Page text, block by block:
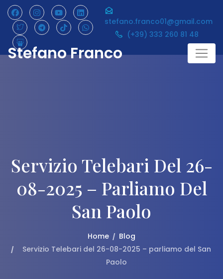
Skip
content
stefano.franco01@gmail.com
(+39) 333 260 81 48
Stefano Franco
Servizio Telebari Del 26-
08-2025 – Parliamo Del
San Paolo
Home
Blog
Servizio Telebari del 26-08-2025 – parliamo del San
Paolo